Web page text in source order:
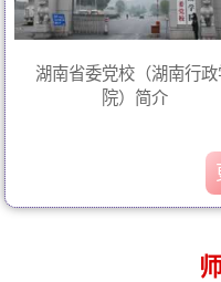
湖南省委党校（湖南行政
院）简介